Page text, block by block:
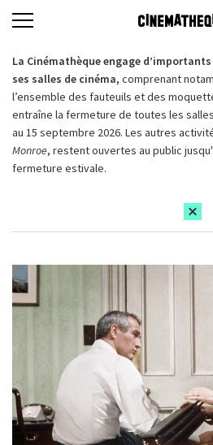
La Cinémathèque engage
ses salles de cinéma, comprenant
l’ensemble des fauteuils et des
entraîne la fermeture de toutes les
au 15 septembre 2026. Les autres
Monroe, restent ouvertes au public
fermeture estivale.